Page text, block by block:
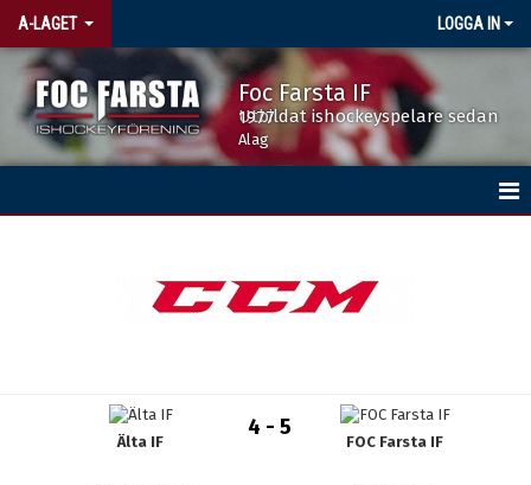
A-LAGET LOGGA IN
Foc Farsta IF
Utbildat ishockeyspelare sedan 1977
Alag
Älta IF
4 - 5
FOC Farsta IF